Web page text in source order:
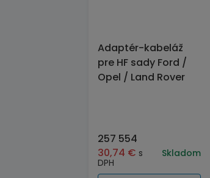
Adaptér-kabeláž
pre HF sady Ford /
Opel / Land Rover
257 554
30,74 € s
DPH
Skladom